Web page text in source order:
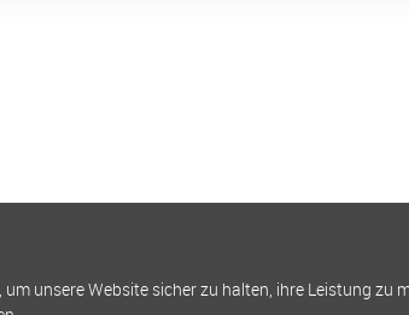
unsere Website sicher zu halten, ihre Leistung